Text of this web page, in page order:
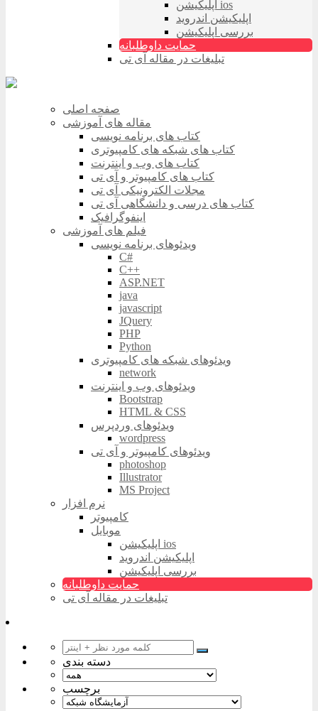
اپلیکیشن ios
اپلیکیشن اندروید
بررسی اپلیکیشن
حمایت داوطلبانه
تبلیغات در مقاله آی تی
صفحه اصلی
مقاله های آموزشی
کتاب های برنامه نویسی
کتاب های شبکه های کامپیوتری
کتاب های وب و اینترنت
کتاب های کامپیوتر و آی تی
مجلات الکترونیکی آی تی
کتاب های درسی و دانشگاهی آی تی
اینفوگرافیک
فیلم های آموزشی
ویدئوهای برنامه نویسی
C#
C++
ASP.NET
java
javascript
JQuery
PHP
Python
ویدئوهای شبکه های کامپیوتری
network
ویدئوهای وب و اینترنت
Bootstrap
HTML & CSS
ویدئوهای وردپرس
wordpress
ویدئوهای کامپیوتر و آی تی
photoshop
Illustrator
MS Project
نرم افزار
کامپیوتر
موبایل
اپلیکیشن ios
اپلیکیشن اندروید
بررسی اپلیکیشن
حمایت داوطلبانه
تبلیغات در مقاله آی تی
دسته بندی
برچسب